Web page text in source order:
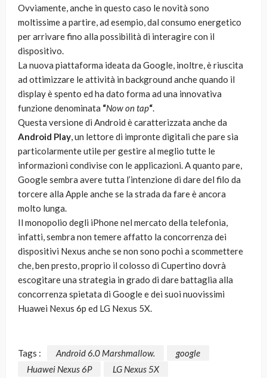
Ovviamente, anche in questo caso le novità sono
moltissime a partire, ad esempio, dal consumo energetico
per arrivare fino alla possibilità di interagire con il
dispositivo.
La nuova piattaforma ideata da Google, inoltre, è riuscita
ad ottimizzare le attività in background anche quando il
display è spento ed ha dato forma ad una innovativa
funzione denominata “Now on tap“.
Questa versione di Android è caratterizzata anche da
Android Play, un lettore di impronte digitali che pare sia
particolarmente utile per gestire al meglio tutte le
informazioni condivise con le applicazioni. A quanto pare,
Google sembra avere tutta l’intenzione di dare del filo da
torcere alla Apple anche se la strada da fare è ancora
molto lunga.
Il monopolio degli iPhone nel mercato della telefonia,
infatti, sembra non temere affatto la concorrenza dei
dispositivi Nexus anche se non sono pochi a scommettere
che, ben presto, proprio il colosso di Cupertino dovrà
escogitare una strategia in grado di dare battaglia alla
concorrenza spietata di Google e dei suoi nuovissimi
Huawei Nexus 6p ed LG Nexus 5X.
Tags : Android 6.0 Marshmallow.
google
Huawei Nexus 6P
LG Nexus 5X